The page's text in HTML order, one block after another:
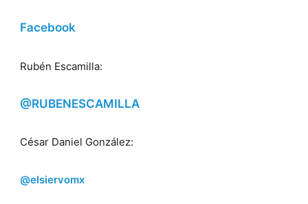
Facebook
Rubén Escamilla:
@RUBENESCAMILLA
César Daniel González:
@elsiervomx